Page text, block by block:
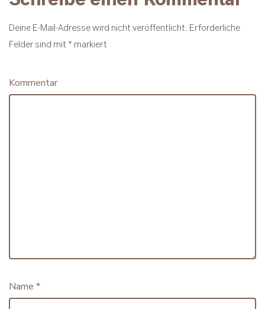
Deine E-Mail-Adresse wird nicht veröffentlicht. Erforderliche
Felder sind mit * markiert
Kommentar
Name *